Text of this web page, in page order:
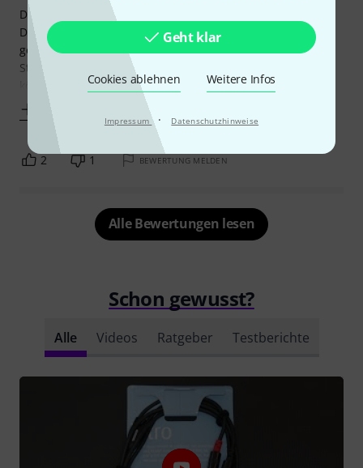
Geht klar
Cookies ablehnen Weitere Infos
Impressum · Datenschutzhinweise
Dieses Kabel überzeugt besonders in seiner Verarbeitung.
Die Stecker und Steckergehäuse sind alle aus Metall
gearbeitet. Dadurch gibt es keine Verbiegungen zwischen
Stecker und Gehäuse, die zu Wackelkontakten führen
2 1 BEWERTUNG MELDEN
Alle Bewertungen lesen
Schon gewusst?
Alle Videos Ratgeber Testberichte